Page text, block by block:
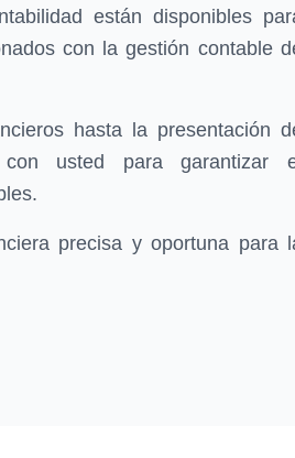
están disponibles
con la gestión contable
hasta la presentación
usted para garantizar
precisa y oportuna para